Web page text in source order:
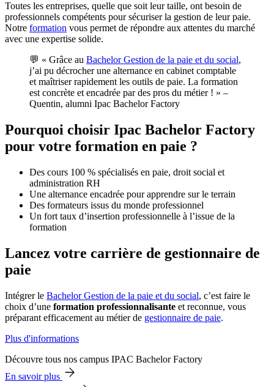
Toutes les entreprises, quelle que soit leur taille, ont besoin de
professionnels compétents pour sécuriser la gestion de leur paie.
Notre formation vous permet de répondre aux attentes du marché
avec une expertise solide.
💬 « Grâce au Bachelor Gestion de la paie et du social,
j’ai pu décrocher une alternance en cabinet comptable
et maîtriser rapidement les outils de paie. La formation
est concrète et encadrée par des pros du métier ! » –
Quentin, alumni Ipac Bachelor Factory
Pourquoi choisir Ipac Bachelor Factory
pour votre formation en paie ?
Des cours 100 % spécialisés en paie, droit social et
administration RH
Une alternance encadrée pour apprendre sur le terrain
Des formateurs issus du monde professionnel
Un fort taux d’insertion professionnelle à l’issue de la
formation
Lancez votre carrière de gestionnaire de
paie
Intégrer le Bachelor Gestion de la paie et du social, c’est faire le
choix d’une formation professionnalisante et reconnue, vous
préparant efficacement au métier de gestionnaire de paie.
Plus d'informations
Découvre tous nos campus IPAC Bachelor Factory
En savoir plus